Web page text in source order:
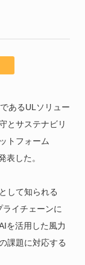
あるULソリュー
とサステナビリ
トフォーム
表した。
して知られる
イチェーンに
を活用した風力
課題に対応する